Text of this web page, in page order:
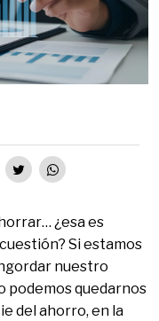
¿esa es
Si estamos
nuestro
podemos quedarnos
del ahorro, en la